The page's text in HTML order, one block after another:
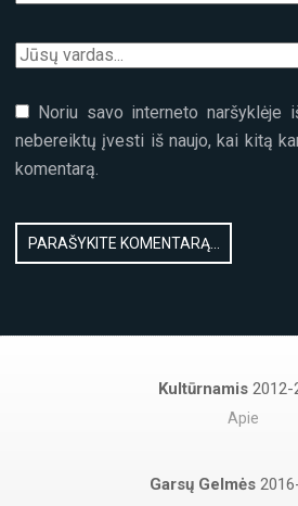
Noriu savo interneto naršyklėje
nebereiktų įvesti iš naujo, kai kitą
komentarą.
Kultūrnamis 2012-
Apie
Garsų Gelmės